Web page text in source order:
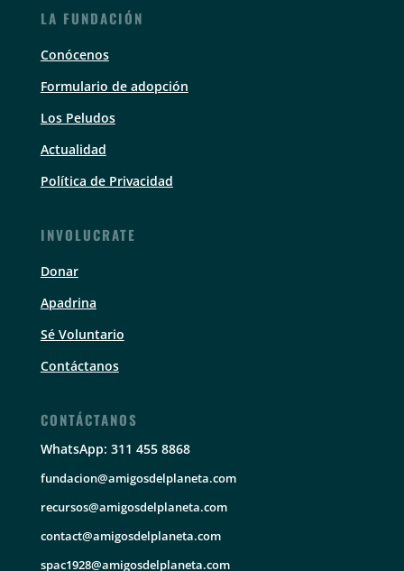
LA FUNDACIÓN
Conócenos
Formulario de adopción
Los Peludos
Actualidad
Política de Privacidad
INVOLUCRATE
Donar
Apadrina
Sé Voluntario
Contáctanos
CONTÁCTANOS
WhatsApp: 311 455 8868
fundacion@amigosdelplaneta.com
recursos@amigosdelplaneta.com
contact@amigosdelplaneta.com
spac1928@amigosdelplaneta.com